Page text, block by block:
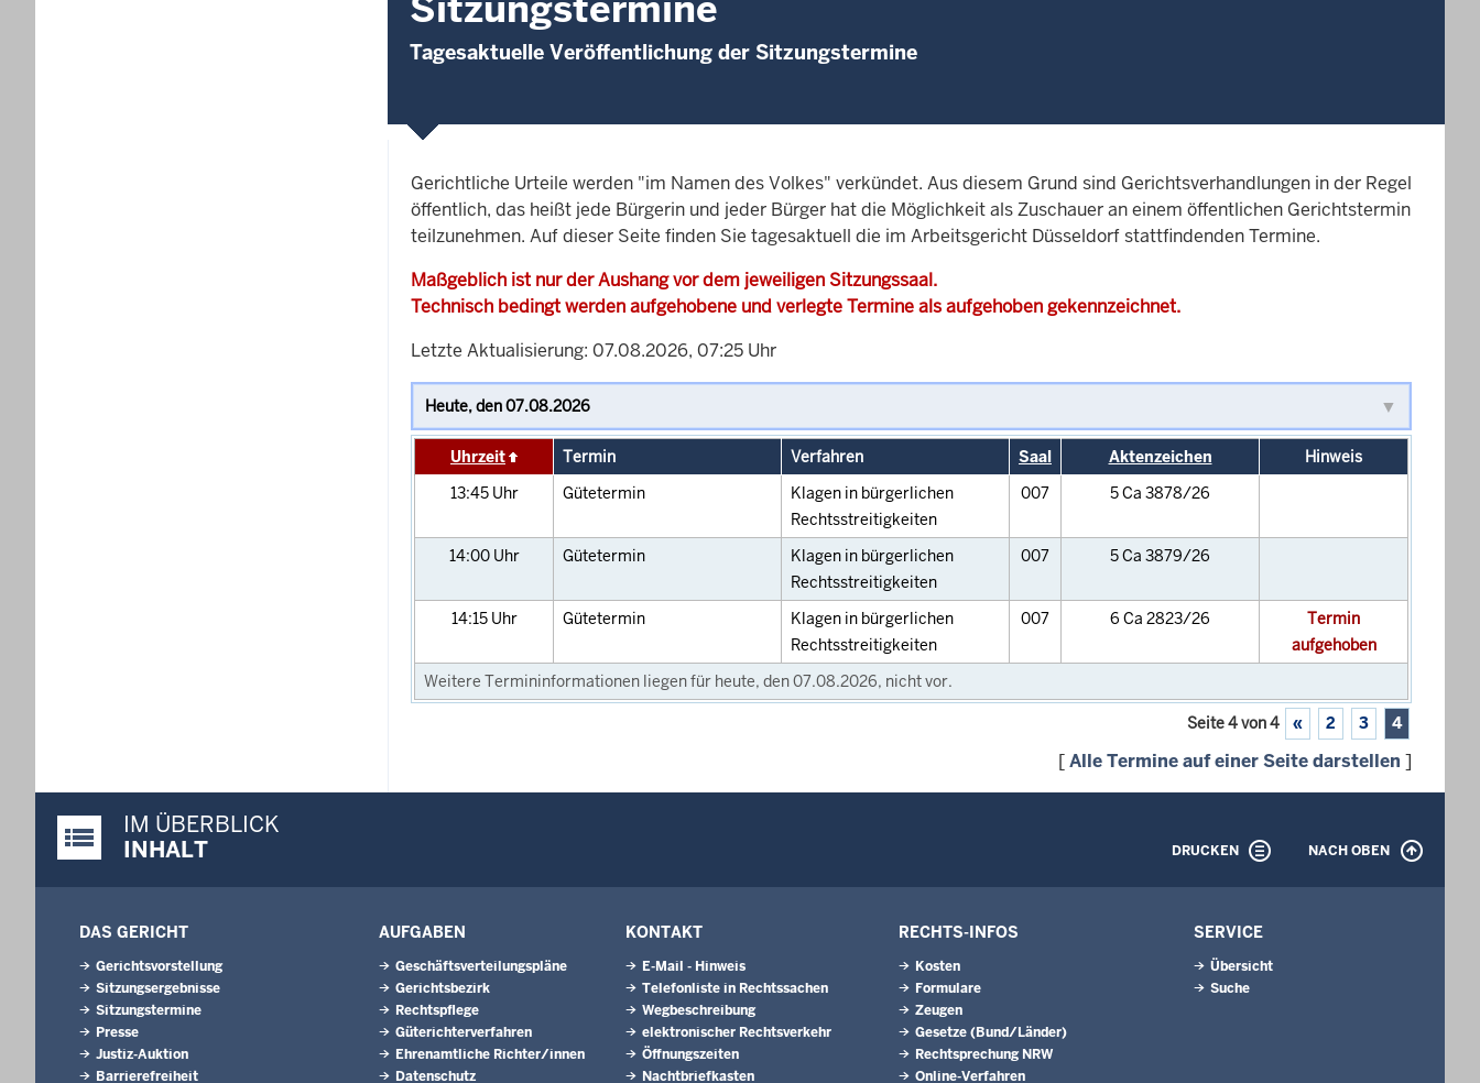
Tagesaktuelle Veröffentlichung der Sitzungstermine
Gerichtliche Urteile werden "im Namen des Volkes" verkündet. Aus diesem Grund sind Gerichtsverhandlungen in der Regel
öffentlich, das heißt jede Bürgerin und jeder Bürger hat die Möglichkeit als Zuschauer an einem öffentlichen Gerichtstermin
teilzunehmen. Auf dieser Seite finden Sie tagesaktuell die im Arbeitsgericht Düsseldorf stattfindenden Termine.
Maßgeblich ist nur der Aushang vor dem jeweiligen Sitzungssaal.
Technisch bedingt werden aufgehobene und verlegte Termine als aufgehoben gekennzeichnet.
Letzte Aktualisierung: 07.08.2026, 07:25 Uhr
Uhrzeit Termin Verfahren Saal Aktenzeichen
Hinweis
13:45 Uhr Gütetermin
Klagen in bürgerlichen
Rechtsstreitigkeiten
007 5 Ca 3878/26
14:00 Uhr Gütetermin
Klagen in bürgerlichen
Rechtsstreitigkeiten
007 5 Ca 3879/26
14:15 Uhr Gütetermin
Klagen in bürgerlichen
Rechtsstreitigkeiten
007 6 Ca 2823/26
Termin
aufgehoben
Weitere Termininformationen liegen für heute, den 07.08.2026, nicht vor.
Seite 4 von 4 « 2 3 4
[Alle Termine auf einer Seite darstellen ]
Justiz-Portal im Überblick:
IM ÜBERBLICK
INHALT
DRUCKEN NACH OBEN
DAS GERICHT
Gerichtsvorstellung
Sitzungsergebnisse
Sitzungstermine
Presse
Justiz-Auktion
Barrierefreiheit
AUFGABEN
Geschäftsverteilungspläne
Gerichtsbezirk
Rechtspflege
Güterichterverfahren
Ehrenamtliche Richter/innen
Datenschutz
KONTAKT
E-Mail - Hinweis
Telefonliste in Rechtssachen
Wegbeschreibung
elektronischer Rechtsverkehr
Öffnungszeiten
Nachtbriefkasten
RECHTS-INFOS
Kosten
Formulare
Zeugen
Gesetze (Bund/Länder)
Rechtsprechung NRW
Online-Verfahren
SERVICE
Übersicht
Suche